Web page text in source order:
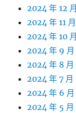
2024 年 12 月
2024 年 11 月
2024 年 10 月
2024 年 9 月
2024 年 8 月
2024 年 7 月
2024 年 6 月
2024 年 5 月